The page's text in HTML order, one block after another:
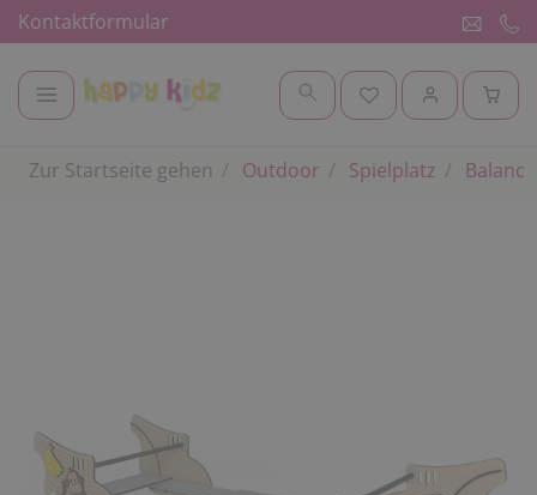
Kontaktformular
Zur Startseite gehen Outdoor Spielplatz